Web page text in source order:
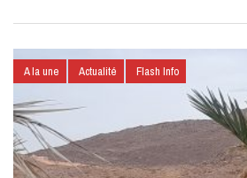
A la une Actualité Flash Info